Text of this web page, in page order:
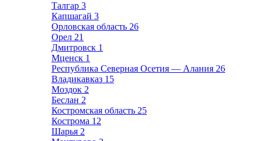
Талгар 3
Капшагай 3
Орловская область 26
Орел 21
Дмитровск 1
Мценск 1
Республика Северная Осетия — Алания 26
Владикавказ 15
Моздок 2
Беслан 2
Костромская область 25
Кострома 12
Шарья 2